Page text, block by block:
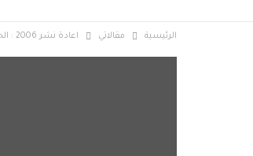
الرئيسية مقالاتي اعادة نشر 2006 : الحرب 1